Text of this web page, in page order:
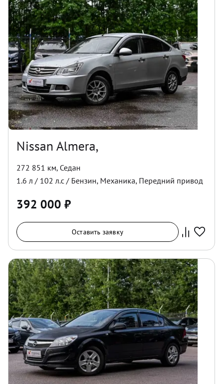
Nissan Almera,
272 851 км, Седан
1.6 л / 102 л.с / Бензин, Механика, Передний привод
392 000 ₽
Оставить заявку